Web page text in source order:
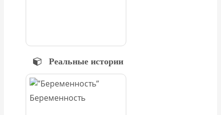
Реальные истории
Беременность